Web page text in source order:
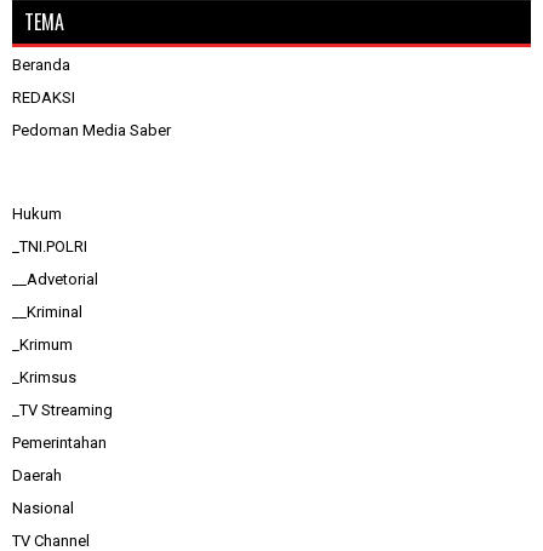
TEMA
Beranda
REDAKSI
Pedoman Media Saber
Hukum
_TNI.POLRI
__Advetorial
__Kriminal
_Krimum
_Krimsus
_TV Streaming
Pemerintahan
Daerah
Nasional
TV Channel